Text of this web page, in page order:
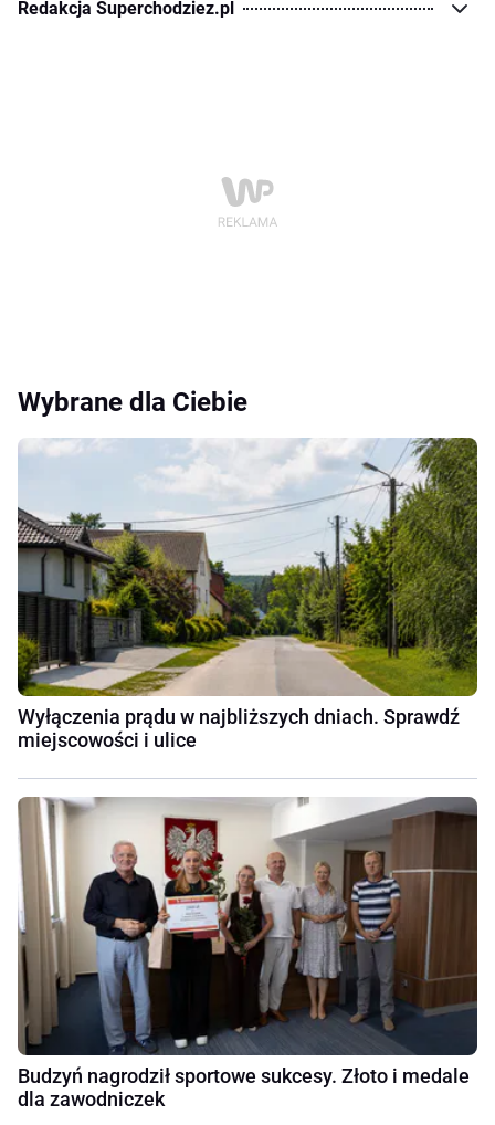
Redakcja Superchodziez.pl
Wybrane dla Ciebie
Wyłączenia prądu w najbliższych dniach. Sprawdź
miejscowości i ulice
Budzyń nagrodził sportowe sukcesy. Złoto i medale
dla zawodniczek